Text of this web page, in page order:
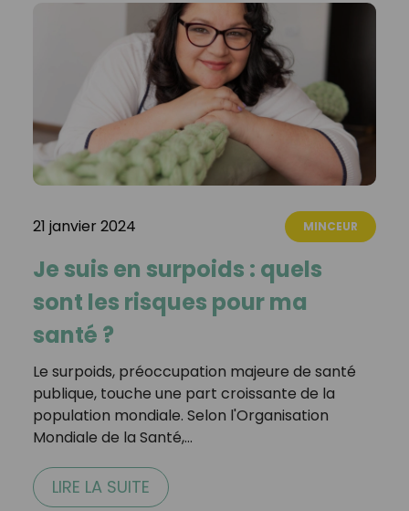
21 janvier 2024 MINCEUR
Je suis en surpoids : quels
sont les risques pour ma
santé ?
Le surpoids, préoccupation majeure de santé
publique, touche une part croissante de la
population mondiale. Selon l'Organisation
Mondiale de la Santé,…
LIRE LA SUITE